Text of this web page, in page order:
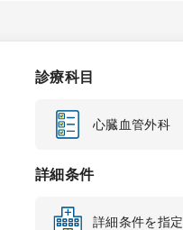
診療科目
心臓血管外科
詳細条件
詳細条件を指定